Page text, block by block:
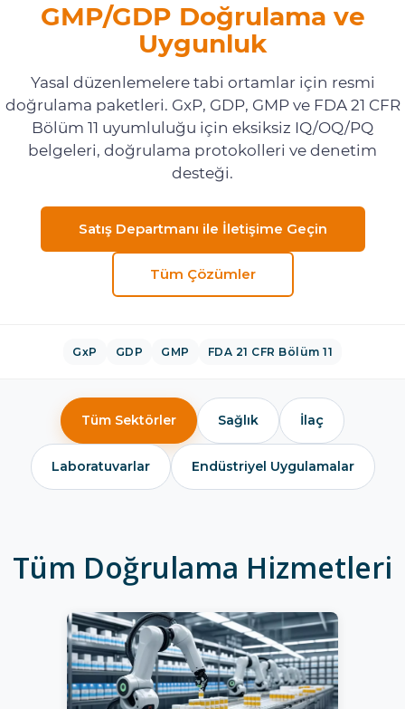
GMP/GDP Doğrulama ve
Uygunluk
Yasal düzenlemelere tabi ortamlar için resmi
doğrulama paketleri. GxP, GDP, GMP ve FDA 21 CFR
Bölüm 11 uyumluluğu için eksiksiz IQ/OQ/PQ
belgeleri, doğrulama protokolleri ve denetim
desteği.
Satış Departmanı ile İletişime Geçin
Tüm Çözümler
GxP GDP GMP FDA 21 CFR Bölüm 11
Tüm Sektörler Sağlık İlaç
Laboratuvarlar Endüstriyel Uygulamalar
Tüm Doğrulama Hizmetleri